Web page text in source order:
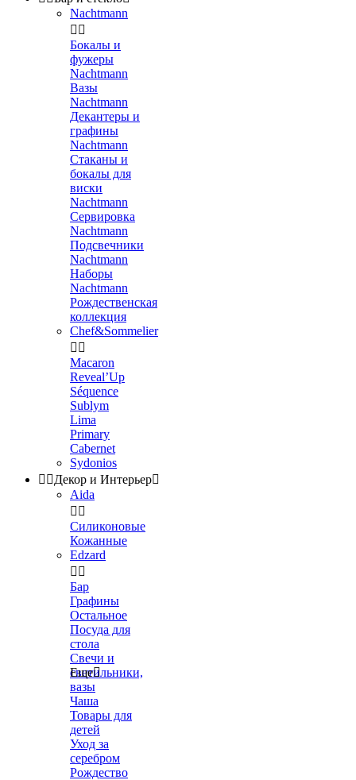
Nachtmann
 
Бокалы и
фужеры
Nachtmann
Вазы
Nachtmann
Декантеры и
графины
Nachtmann
Стаканы и
бокалы для
виски
Nachtmann
Сервировка
Nachtmann
Подсвечники
Nachtmann
Наборы
Nachtmann
Рождественская
коллекция
Chef&Sommelier
 
Macaron
Reveal’Up
Séquence
Sublym
Lima
Primary
Cabernet
Sydonios
 Декор и Интерьер
Aida
 
Силиконовые
Кожанные
Edzard
 
Бар
Графины
Остальное
Посуда для
стола
Свечи и
светильники,
вазы
Чаша
Товары для
детей
Уход за
серебром
Рождество
Еще